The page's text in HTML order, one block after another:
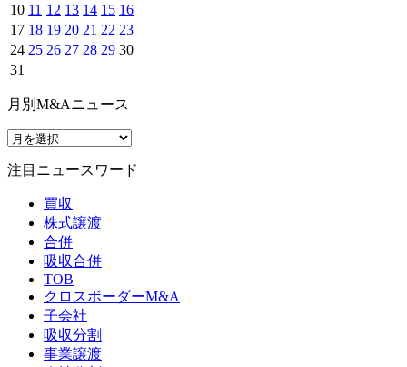
10 11 12 13 14 15 16
17 18 19 20 21 22 23
24 25 26 27 28 29 30
31
月別M&Aニュース
注目ニュースワード
買収
株式譲渡
合併
吸収合併
TOB
クロスボーダーM&A
子会社
吸収分割
事業譲渡